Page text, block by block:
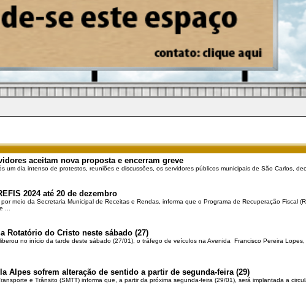
aceitam nova proposta e encerram greve
um dia intenso de protestos, reuniões e discussões, os servidores públicos municipais de São Carlos,
2024 até 20 de dezembro
meio da Secretaria Municipal de Receitas e Rendas, informa que o Programa de Recuperação Fiscal
...
Rotatório do Cristo neste sábado (27)
no início da tarde deste sábado (27/01), o tráfego de veículos na Avenida Francisco Pereira Lopes,
Alpes sofrem alteração de sentido a partir de segunda-feira (29)
e Trânsito (SMTT) informa que, a partir da próxima segunda-feira (29/01), será implantada a